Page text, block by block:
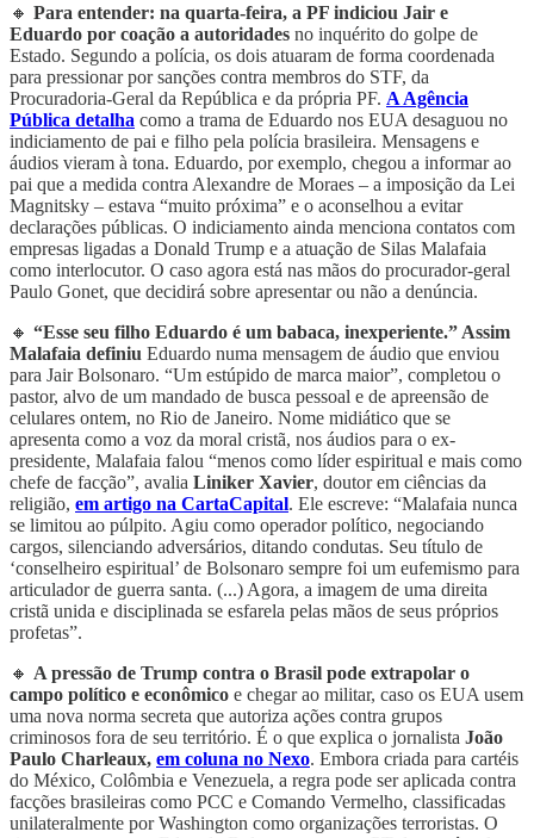
🔸 Para entender: na quarta-feira, a PF indiciou Jair e
Eduardo por coação a autoridades no inquérito do golpe de
Estado. Segundo a polícia, os dois atuaram de forma coordenada
para pressionar por sanções contra membros do STF, da
Procuradoria-Geral da República e da própria PF. A Agência
Pública detalha como a trama de Eduardo nos EUA desaguou no
indiciamento de pai e filho pela polícia brasileira. Mensagens e
áudios vieram à tona. Eduardo, por exemplo, chegou a informar ao
pai que a medida contra Alexandre de Moraes – a imposição da Lei
Magnitsky – estava “muito próxima” e o aconselhou a evitar
declarações públicas. O indiciamento ainda menciona contatos com
empresas ligadas a Donald Trump e a atuação de Silas Malafaia
como interlocutor. O caso agora está nas mãos do procurador-geral
Paulo Gonet, que decidirá sobre apresentar ou não a denúncia.
🔸 “Esse seu filho Eduardo é um babaca, inexperiente.” Assim
Malafaia definiu Eduardo numa mensagem de áudio que enviou
para Jair Bolsonaro. “Um estúpido de marca maior”, completou o
pastor, alvo de um mandado de busca pessoal e de apreensão de
celulares ontem, no Rio de Janeiro. Nome midiático que se
apresenta como a voz da moral cristã, nos áudios para o ex-
presidente, Malafaia falou “menos como líder espiritual e mais como
chefe de facção”, avalia Liniker Xavier, doutor em ciências da
religião, em artigo na CartaCapital. Ele escreve: “Malafaia nunca
se limitou ao púlpito. Agiu como operador político, negociando
cargos, silenciando adversários, ditando condutas. Seu título de
‘conselheiro espiritual’ de Bolsonaro sempre foi um eufemismo para
articulador de guerra santa. (...) Agora, a imagem de uma direita
cristã unida e disciplinada se esfarela pelas mãos de seus próprios
profetas”.
🔸 A pressão de Trump contra o Brasil pode extrapolar o
campo político e econômico e chegar ao militar, caso os EUA usem
uma nova norma secreta que autoriza ações contra grupos
criminosos fora de seu território. É o que explica o jornalista João
Paulo Charleaux, em coluna no Nexo. Embora criada para cartéis
do México, Colômbia e Venezuela, a regra pode ser aplicada contra
facções brasileiras como PCC e Comando Vermelho, classificadas
unilateralmente por Washington como organizações terroristas. O